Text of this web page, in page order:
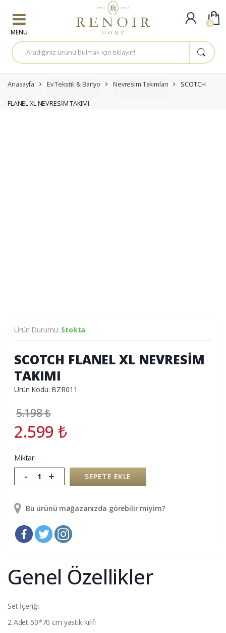
A
r
a
a
:
Anasayfa Ev Tekstili & Banyo Nevresim Takımları SCOTCH
FLANEL XL NEVRESİM TAKIMI
Ürün Durumu: Stokta
SCOTCH FLANEL XL NEVRESİM
TAKIMI
Ürün Kodu: BZR011
5.198₺
2.599₺
Miktar:
- + SEPETE EKLE
Bu ürünü mağazanızda görebilir miyim?
Genel Özellikler
Set İçeriği:
2 Adet 50*70 cm yastık kılıfı
0